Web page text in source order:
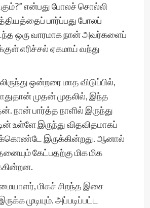
என்பது போலச் சொல்லி
பார்ப்பது போலப்
ஒரு வாரமாக நான் அவர்களைப்
எரிச்சல் ஏகமாய் வந்து
ஒன்றரை மாத விடுப்பில்,
முதன் முதலில், இந்த
நான் பார்த்த நாளில் இருந்து
உள்ளே இருந்து விதவிதமாகப்
இருக்கின்றது. ஆனால்
கேட்பதற்கு மிக மிக
மிகச் சிறந்த இசை
முடியும். அப்படிப்பட்ட